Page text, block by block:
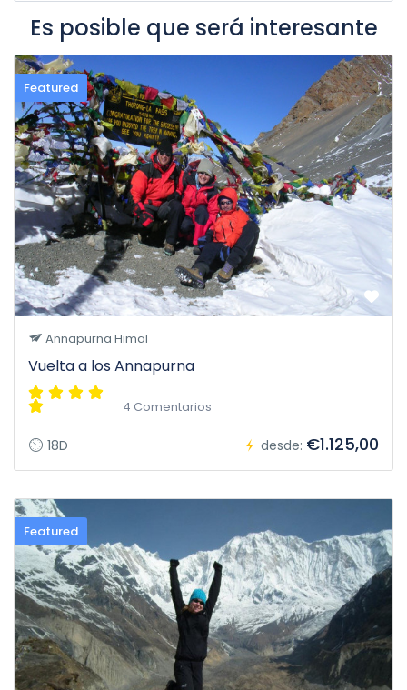
Es posible que será interesante
Featured
Annapurna Himal
Vuelta a los Annapurna
4 Comentarios
18D desde: €1.125,00
Featured